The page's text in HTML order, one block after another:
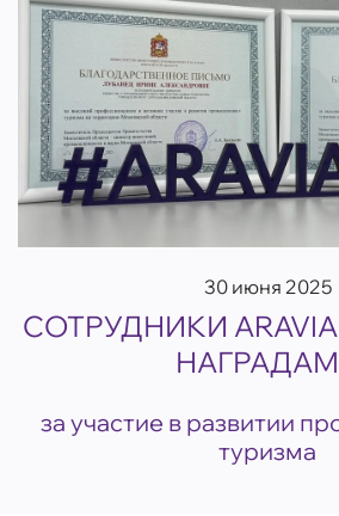
30 июня 2025
СОТРУДНИКИ
за участие в развитии
туризма